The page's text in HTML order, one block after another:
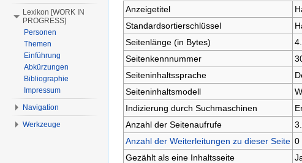
Anzeigetitel
Standardsortierschlüssel
Seitenlänge (in Bytes)
Seitenkennnummer
Seiteninhaltssprache
Seiteninhaltsmodell
Indizierung durch Suchmaschinen
Anzahl der Seitenaufrufe
Anzahl der Weiterleitungen zu dieser Seite 0
Gezählt als eine Inhaltsseite
Lexikon [WORK IN
PROGRESS]
Personen
Themen
Einführung
Abkürzungen
Bibliographie
Impressum
Navigation
Werkzeuge